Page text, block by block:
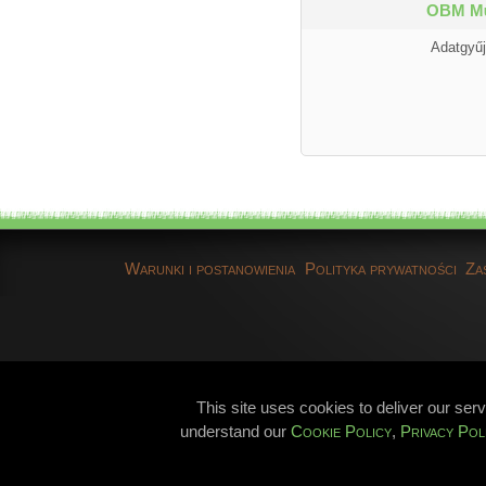
OBM
Warunki i postanowienia Polityka prywatności
This site uses cookies to deliver our
understand our Cookie Policy, Privacy